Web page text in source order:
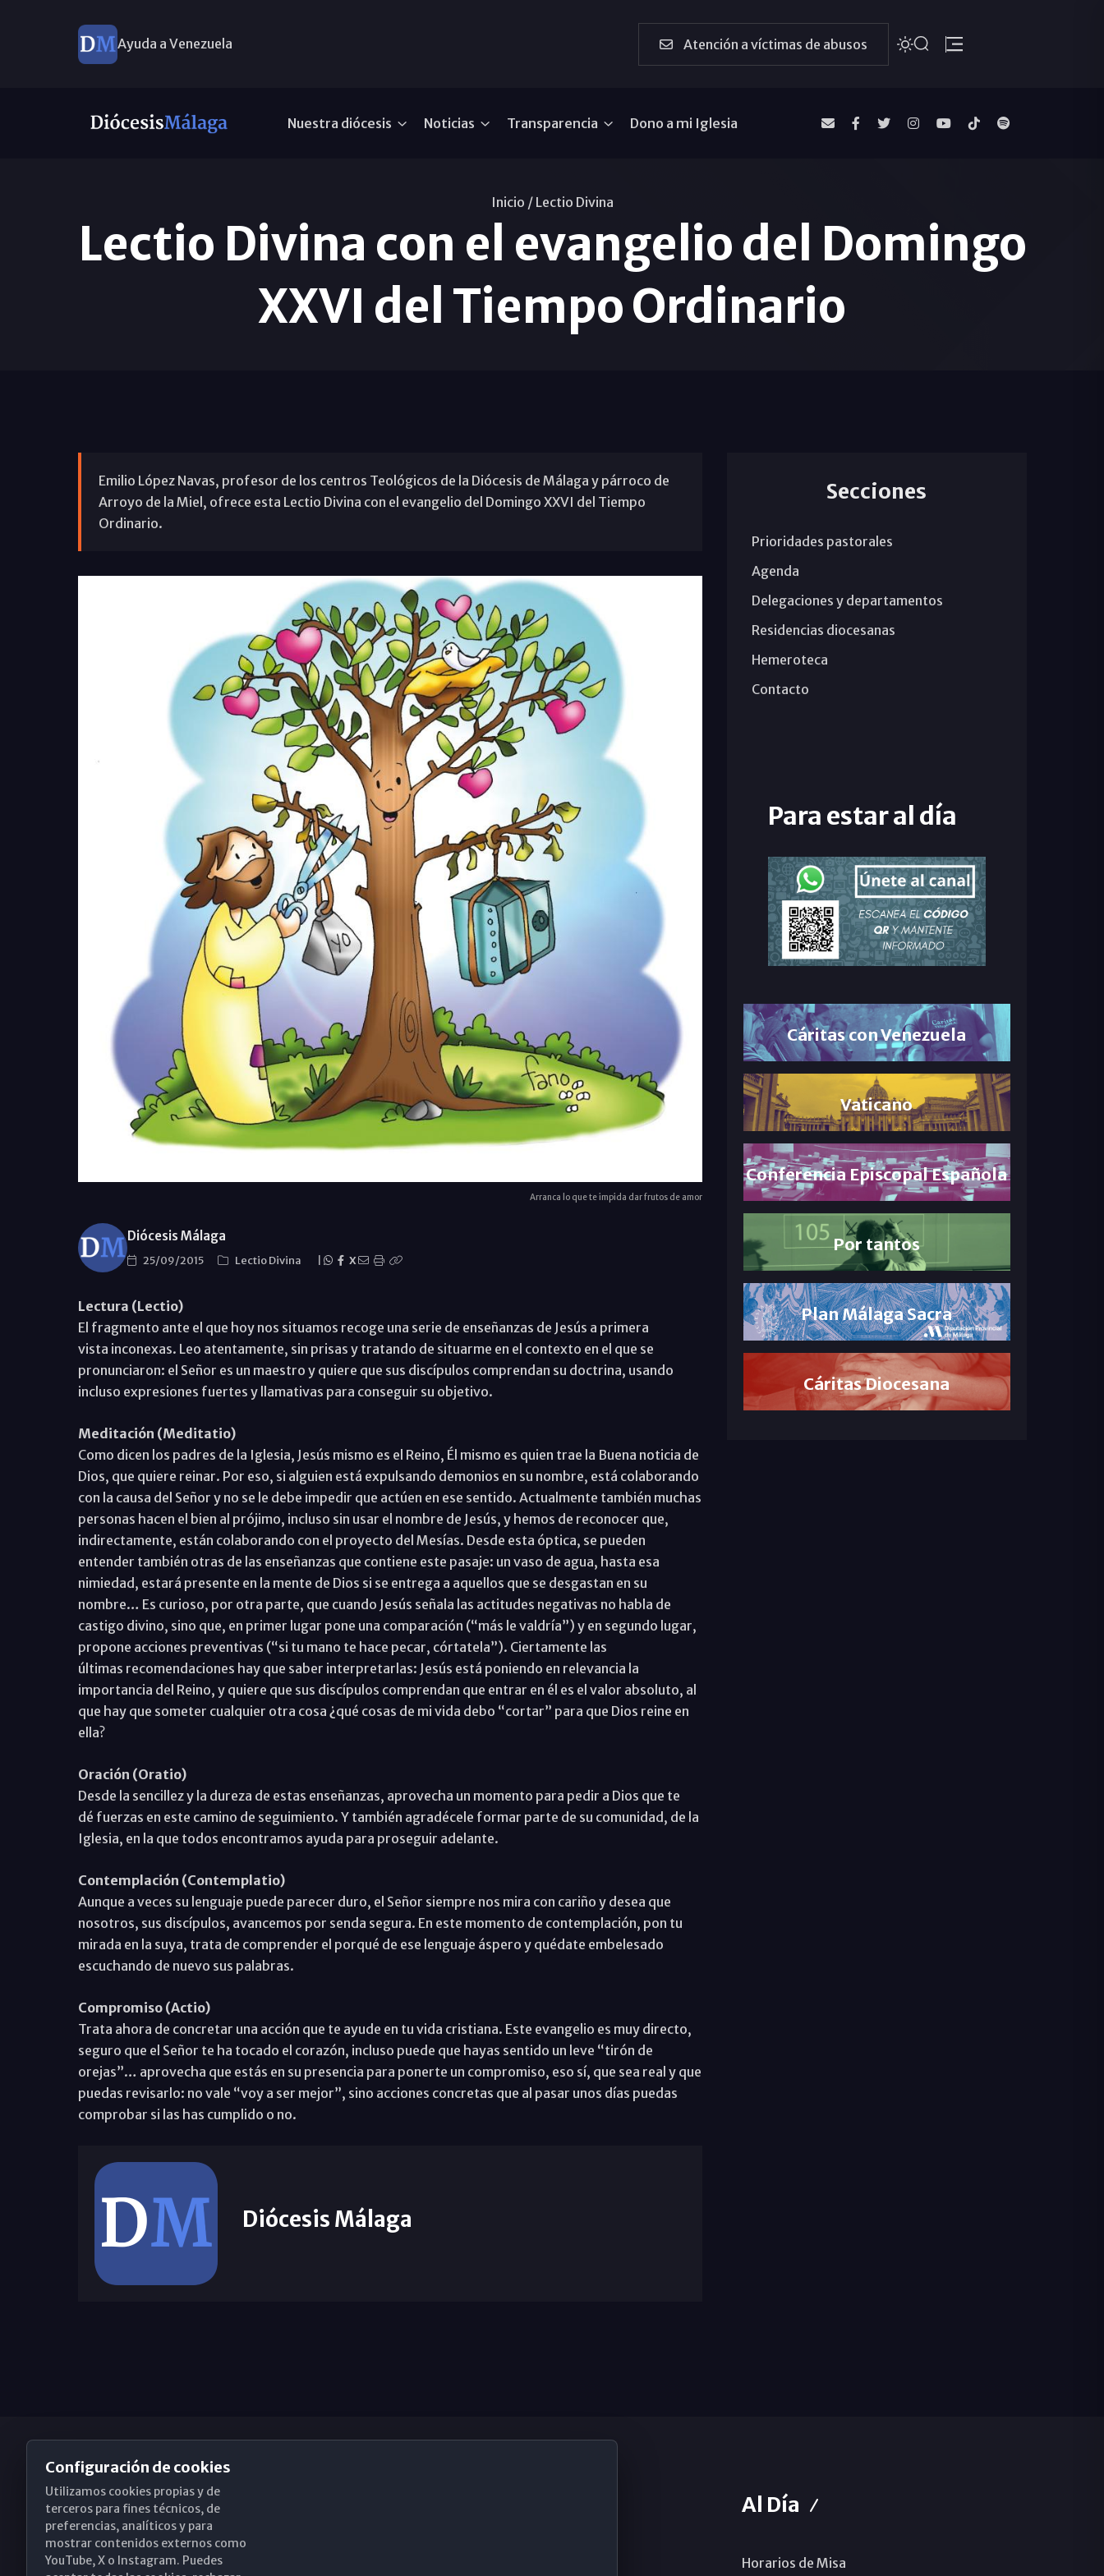
Ayuda a Venezuela Atención a víctimas de abusos
Nuestra diócesis Noticias Transparencia Dono a mi Iglesia
Inicio / Lectio Divina
Lectio Divina con el evangelio del Domingo
XXVI del Tiempo Ordinario
Emilio López Navas, profesor de los centros Teológicos de la Diócesis de Málaga y párroco de
Arroyo de la Miel, ofrece esta Lectio Divina con el evangelio del Domingo XXVI del Tiempo
Ordinario.
Arranca lo que te impida dar frutos de amor
Diócesis Málaga
25/09/2015 Lectio Divina X
Lectura (Lectio)
El fragmento ante el que hoy nos situamos recoge una serie de enseñanzas de Jesús a primera
vista inconexas. Leo atentamente, sin prisas y tratando de situarme en el contexto en el que se
pronunciaron: el Señor es un maestro y quiere que sus discípulos comprendan su doctrina, usando
incluso expresiones fuertes y llamativas para conseguir su objetivo.
Meditación (Meditatio)
Como dicen los padres de la Iglesia, Jesús mismo es el Reino, Él mismo es quien trae la Buena noticia de
Dios, que quiere reinar. Por eso, si alguien está expulsando demonios en su nombre, está colaborando
con la causa del Señor y no se le debe impedir que actúen en ese sentido. Actualmente también muchas
personas hacen el bien al prójimo, incluso sin usar el nombre de Jesús, y hemos de reconocer que,
indirectamente, están colaborando con el proyecto del Mesías. Desde esta óptica, se pueden
entender también otras de las enseñanzas que contiene este pasaje: un vaso de agua, hasta esa
nimiedad, estará presente en la mente de Dios si se entrega a aquellos que se desgastan en su
nombre… Es curioso, por otra parte, que cuando Jesús señala las actitudes negativas no habla de
castigo divino, sino que, en primer lugar pone una comparación (“más le valdría”) y en segundo lugar,
propone acciones preventivas (“si tu mano te hace pecar, córtatela”). Ciertamente las
últimas recomendaciones hay que saber interpretarlas: Jesús está poniendo en relevancia la
importancia del Reino, y quiere que sus discípulos comprendan que entrar en él es el valor absoluto, al
que hay que someter cualquier otra cosa ¿qué cosas de mi vida debo “cortar” para que Dios reine en
ella?
Oración (Oratio)
Desde la sencillez y la dureza de estas enseñanzas, aprovecha un momento para pedir a Dios que te
dé fuerzas en este camino de seguimiento. Y también agradécele formar parte de su comunidad, de la
Iglesia, en la que todos encontramos ayuda para proseguir adelante.
Contemplación (Contemplatio)
Aunque a veces su lenguaje puede parecer duro, el Señor siempre nos mira con cariño y desea que
nosotros, sus discípulos, avancemos por senda segura. En este momento de contemplación, pon tu
mirada en la suya, trata de comprender el porqué de ese lenguaje áspero y quédate embelesado
escuchando de nuevo sus palabras.
Compromiso (Actio)
Trata ahora de concretar una acción que te ayude en tu vida cristiana. Este evangelio es muy directo,
seguro que el Señor te ha tocado el corazón, incluso puede que hayas sentido un leve “tirón de
orejas”… aprovecha que estás en su presencia para ponerte un compromiso, eso sí, que sea real y que
puedas revisarlo: no vale “voy a ser mejor”, sino acciones concretas que al pasar unos días puedas
comprobar si las has cumplido o no.
Diócesis Málaga
Secciones
Prioridades pastorales
Agenda
Delegaciones y departamentos
Residencias diocesanas
Hemeroteca
Contacto
Para estar al día
Cáritas con Venezuela
Vaticano
Conferencia Episcopal Española
Por tantos
Plan Málaga Sacra
Cáritas Diocesana
Obispado de Málaga
Santa María, 18-20. 29015 Málaga
Al Día
Horarios de Misa
Configuración de cookies
Utilizamos cookies propias y de
terceros para fines técnicos, de
preferencias, analíticos y para
mostrar contenidos externos como
YouTube, X o Instagram. Puedes